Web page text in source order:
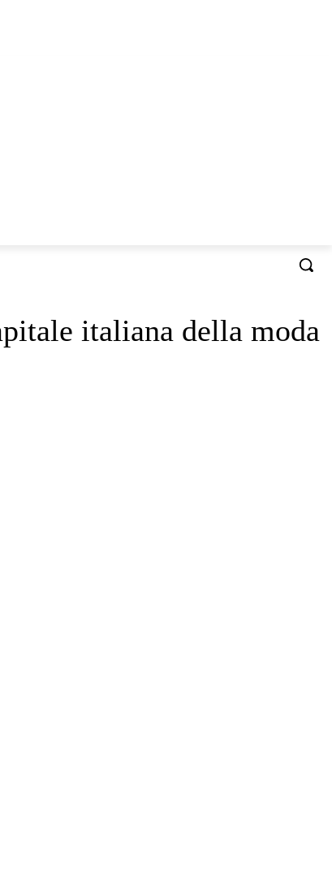
italiana della moda